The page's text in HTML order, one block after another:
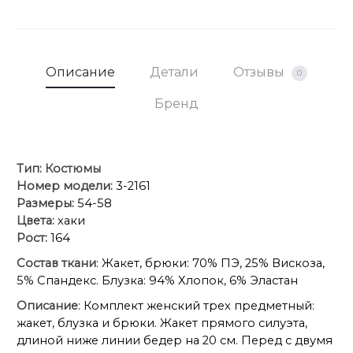
талиевыми вытачками. Верхний срез с притачным
поясом, собранным на эластичную тесьму и
закрепленную двумя отделочными строчками.
Длина спинки жакета 84 см. Длина рукава жакета 37
Описание Детали Отзывы 0
Бренд
Тип: Костюмы
Номер модели: 3-2161
Размеры: 54-58
Цвета: хаки
Рост: 164
Состав ткани: Жакет, брюки: 70% ПЭ, 25% Вискоза,
5% Спандекс. Блузка: 94% Хлопок, 6% Эластан
Описание: Комплект женский трех предметный:
жакет, блузка и брюки. Жакет прямого силуэта,
длиной ниже линии бедер на 20 см. Перед с двумя